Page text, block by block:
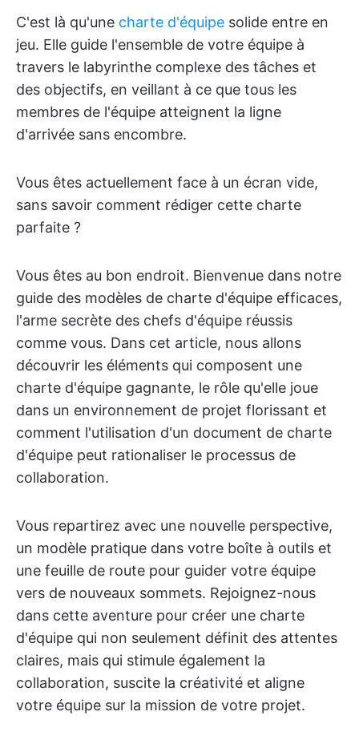
C'est là qu'une charte d'équipe solide entre en
jeu. Elle guide l'ensemble de votre équipe à
travers le labyrinthe complexe des tâches et
des objectifs, en veillant à ce que tous les
membres de l'équipe atteignent la ligne
d'arrivée sans encombre.
Vous êtes actuellement face à un écran vide,
sans savoir comment rédiger cette charte
parfaite ?
Vous êtes au bon endroit. Bienvenue dans notre
guide des modèles de charte d'équipe efficaces,
l'arme secrète des chefs d'équipe réussis
comme vous. Dans cet article, nous allons
découvrir les éléments qui composent une
charte d'équipe gagnante, le rôle qu'elle joue
dans un environnement de projet florissant et
comment l'utilisation d'un document de charte
d'équipe peut rationaliser le processus de
collaboration.
Vous repartirez avec une nouvelle perspective,
un modèle pratique dans votre boîte à outils et
une feuille de route pour guider votre équipe
vers de nouveaux sommets. Rejoignez-nous
dans cette aventure pour créer une charte
d'équipe qui non seulement définit des attentes
claires, mais qui stimule également la
collaboration, suscite la créativité et aligne
votre équipe sur la mission de votre projet.